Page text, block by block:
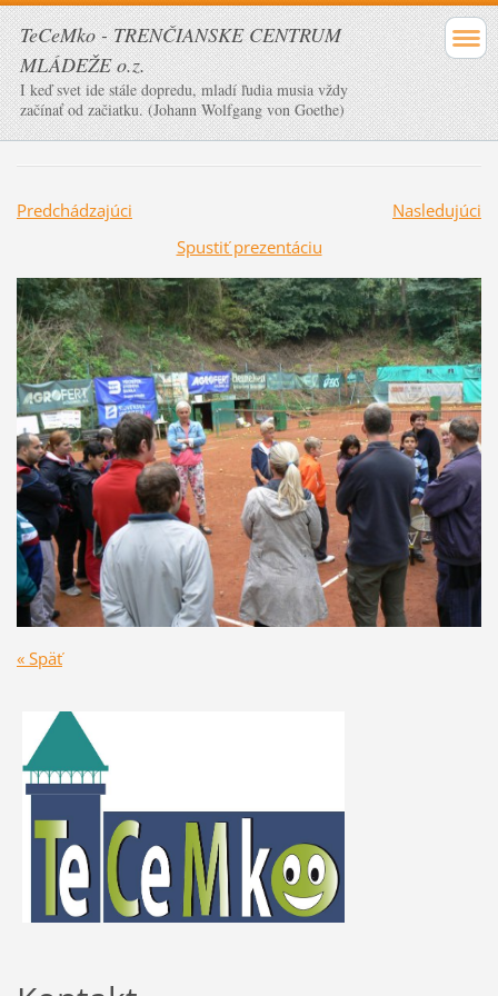
TeCeMko - TRENČIANSKE CENTRUM
MLÁDEŽE o.z.
I keď svet ide stále dopredu, mladí ľudia musia vždy
začínať od začiatku. (Johann Wolfgang von Goethe)
Predchádzajúci
Nasledujúci
Spustiť prezentáciu
« Späť